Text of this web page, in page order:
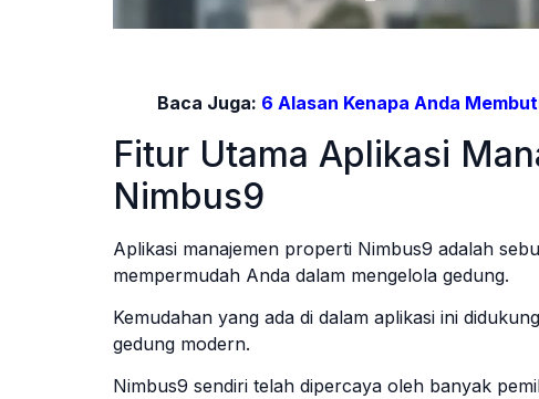
Baca Juga: 6 Alasan Kenapa Anda
Fitur Utama Aplikasi
Nimbus9
Aplikasi manajemen properti Nimbus9 adalah
mempermudah Anda dalam mengelola gedung.
Kemudahan yang ada di dalam aplikasi ini
gedung modern.
Nimbus9 sendiri telah dipercaya oleh banyak